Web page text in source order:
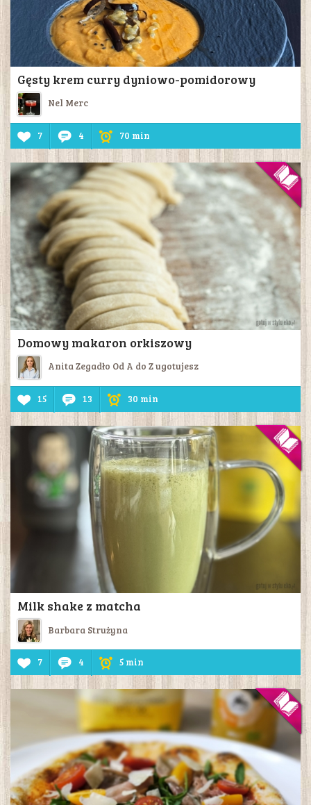
Gęsty krem curry dyniowo-pomidorowy
Nel Merc
7 4 70 min
Domowy makaron orkiszowy
Anita Zegadło Od A do Z ugotujesz
15 13 30 min
Milk shake z matcha
Barbara Strużyna
7 4 5 min